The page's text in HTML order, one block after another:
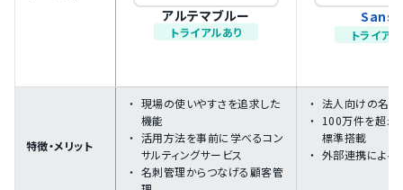
アルテマブルー
トライアルあり トライア
特徴・メリット
現場の使いやすさを追求した
機能
活用方法を事前に学べるコン
サルティングサービス
名刺管理からつなげる顧客管
法人向けの名刺
100万件を超え
標準搭載
外部連携による